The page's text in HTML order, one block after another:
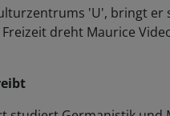
'U', bringt er
dreht Maurice
studiert Germanistik und